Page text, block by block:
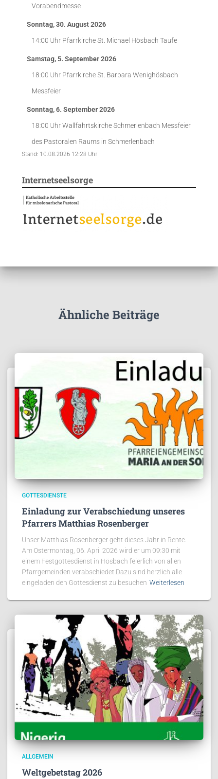
Vorabendmesse
Sonntag, 30. August 2026
14:00 Uhr Pfarrkirche St. Michael Hösbach Taufe
Samstag, 5. September 2026
18:00 Uhr Pfarrkirche St. Barbara Wenighösbach
Messfeier
Sonntag, 6. September 2026
18:00 UhrWallfahrtskirche Schmerlenbach Messfeier
des Pastoralen Raums in Schmerlenbach
Stand: 10.08.2026 12:28 Uhr
Internetseelsorge
Ähnliche Beiträge
GOTTESDIENSTE
Einladung zur Verabschiedung unseres
Pfarrers Matthias Rosenberger
Unser Matthias Rosenberger geht dieses Jahr in Rente.
Am Ostermontag, 06. April 2026 wird er um 09:30 mit
einem Festgottesdienst in Hösbach feierlich von allen
Pfarrgemeinden verabschiedet.Dazu sind herzlich alle
eingeladen den Gottesdienst zu besuchen Weiterlesen
ALLGEMEIN
Weltgebetstag 2026